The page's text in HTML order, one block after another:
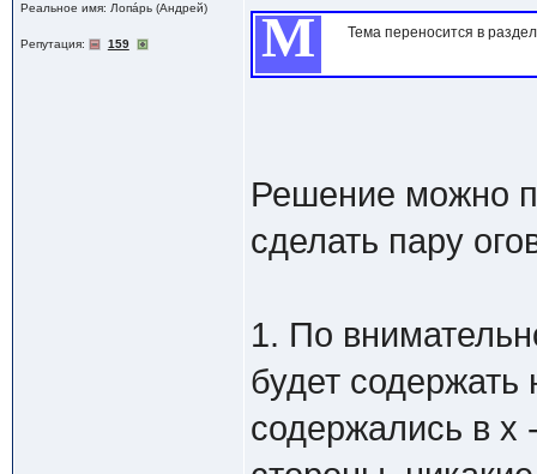
Реальное имя: Лопáрь (Андрей)
Репутация: 159 М Тема переносится в
Решение можно
сделать пару
1. По
будет содержать
содержались в x